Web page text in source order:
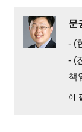
문
- (
- (
책
이